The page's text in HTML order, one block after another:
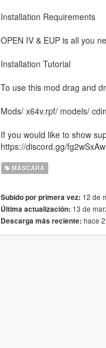
Installation Requirements
OPEN IV & EUP is all you
Installation Tutorial
To use this mod drag and
Mods/ x64v.rpf/ models/
If you would like to show
https://discord.gg/
MÁSCARA
Subido por primera vez: 12 de
Última actualización: 13 de
Descarga más reciente: hace